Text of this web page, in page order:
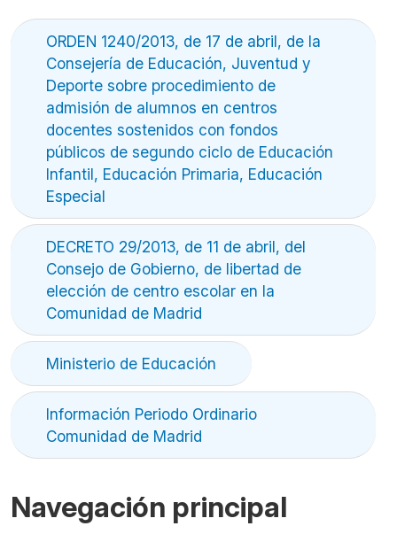
Navegación principal
ORDEN 1240/2013, de 17 de abril, de la
Consejería de Educación, Juventud y
Deporte sobre procedimiento de
admisión de alumnos en centros
docentes sostenidos con fondos
públicos de segundo ciclo de Educación
Infantil, Educación Primaria, Educación
Especial
DECRETO 29/2013, de 11 de abril, del
Consejo de Gobierno, de libertad de
elección de centro escolar en la
Comunidad de Madrid
Ministerio de Educación
Información Periodo Ordinario
Comunidad de Madrid